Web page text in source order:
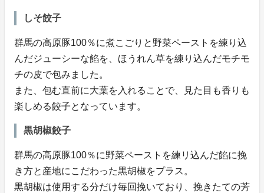
しそ餃子
群馬の高原豚100％に煮こごりと野菜ペーストを練り込
んだジューシーな餡を、ほうれん草を練り込んだモチモ
チの皮で包みました。
また、包む直前に大葉を入れることで、見た目も香りも
楽しめる餃子となっています。
黒胡椒餃子
群馬の高原豚100％に野菜ペーストを練リ込んだ餡に挽
き方と産地にこだわった黒胡椒をプラス。
黒胡椒は使用する分だけ毎回挽いており、挽きたての芳